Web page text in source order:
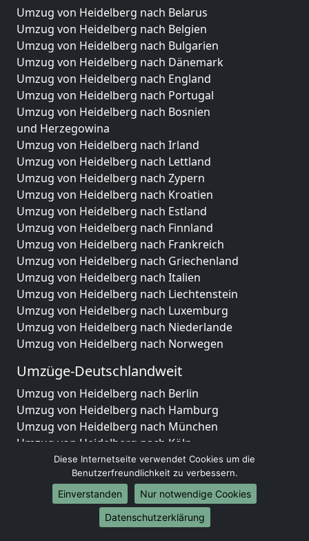
Umzug von Heidelberg nach Belarus
Umzug von Heidelberg nach Belgien
Umzug von Heidelberg nach Bulgarien
Umzug von Heidelberg nach Dänemark
Umzug von Heidelberg nach England
Umzug von Heidelberg nach Portugal
Umzug von Heidelberg nach Bosnien
und Herzegowina
Umzug von Heidelberg nach Irland
Umzug von Heidelberg nach Lettland
Umzug von Heidelberg nach Zypern
Umzug von Heidelberg nach Kroatien
Umzug von Heidelberg nach Estland
Umzug von Heidelberg nach Finnland
Umzug von Heidelberg nach Frankreich
Umzug von Heidelberg nach Griechenland
Umzug von Heidelberg nach Italien
Umzug von Heidelberg nach Liechtenstein
Umzug von Heidelberg nach Luxemburg
Umzug von Heidelberg nach Niederlande
Umzug von Heidelberg nach Norwegen
Umzüge-Deutschlandweit
Umzug von Heidelberg nach Berlin
Umzug von Heidelberg nach Hamburg
Umzug von Heidelberg nach München
Umzug von Heidelberg nach Köln
Umzug von Heidelberg nach Frankfurt am Main
Umzug von Heidelberg nach Stuttgart
Umzug von Heidelberg nach Düsseldorf
Umzug von Heidelberg nach Leipzig
Umzug von Heidelberg nach Dortmund
Diese Internetseite verwendet Cookies um die
Benutzerfreundlichkeit zu verbessern.
Einverstanden
Nur notwendige Cookies
Datenschutzerklärung